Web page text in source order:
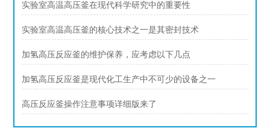
实验室高温高压釜在现代科学研究中的重要性
实验室高温高压釜的核心技术之一是其密封技术
加氢高压反应釜的维护保养，应考虑以下几点
加氢高压反应釜是现代化工生产中不可少的设备之一
高压反应釜操作注意事项详细版来了